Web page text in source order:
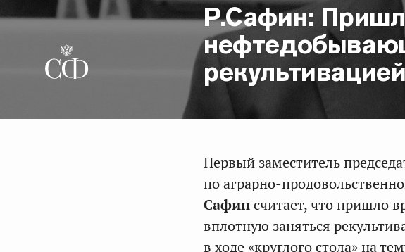
Р.Сафин:
Первый заместитель
по аграрно-
Сафинсчитает, что пришло
вплотную заняться
в ходе «круглого стола» на